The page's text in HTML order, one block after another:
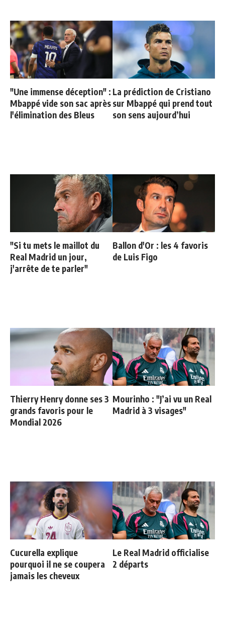
"Une immense déception" :
Mbappé vide son sac après
l'élimination des Bleus
La prédiction de Cristiano
sur Mbappé qui prend tout
son sens aujourd’hui
"Si tu mets le maillot du
Real Madrid un jour,
j'arrête de te parler"
Ballon d'Or : les 4 favoris
de Luis Figo
Thierry Henry donne ses 3
grands favoris pour le
Mondial 2026
Mourinho : "J’ai vu un Real
Madrid à 3 visages"
Cucurella explique
pourquoi il ne se coupera
jamais les cheveux
Le Real Madrid officialise
2 départs